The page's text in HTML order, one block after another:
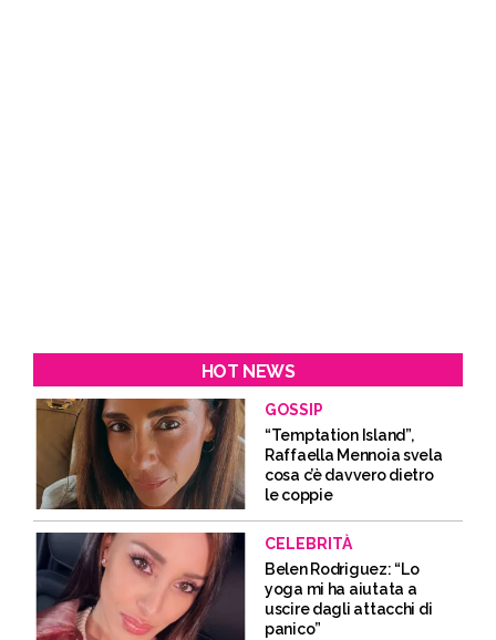
HOT NEWS
GOSSIP
“Temptation Island”,
Raffaella Mennoia svela
cosa c’è davvero dietro
le coppie
CELEBRITÀ
Belen Rodriguez: “Lo
yoga mi ha aiutata a
uscire dagli attacchi di
panico”